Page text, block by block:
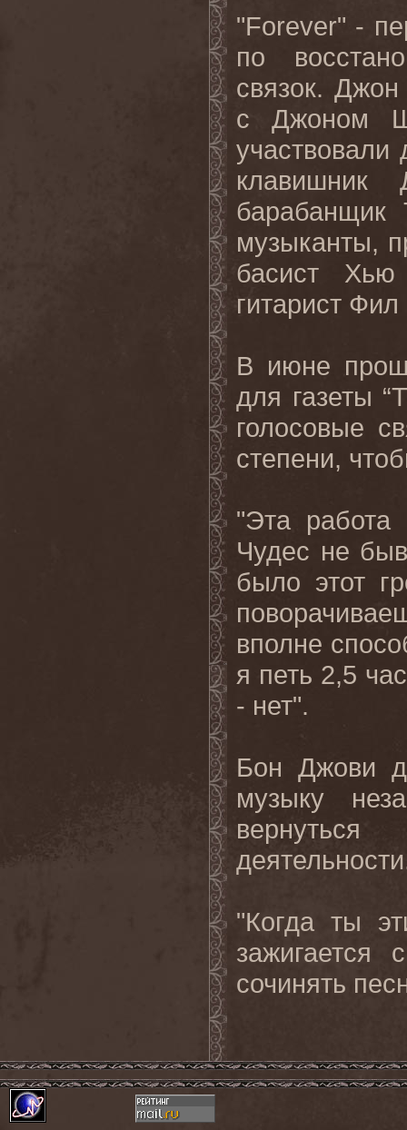
"Forever" -
по
связок.
с Джоном
барабанщик
музыканты,
басист
гитарист
В июне
для газеты
голосовые
степени,
"Эта
Чудес не
было этот
вполне
я петь 2,5
- нет".
Бон Джови
музыку
"Когда ты
сочинять